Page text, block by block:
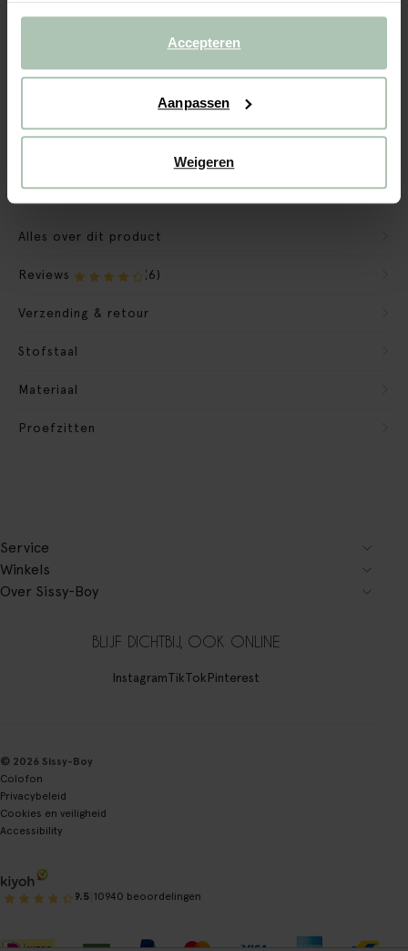
Accepteren
Aanpassen
Weigeren
We maken de bank gebruiksklaar
Verpakkingsmateriaal nemen we mee
Banken retourvoorwaarden
Alles over dit product
Reviews (6)
Verzending & retour
Stofstaal
Materiaal
Proefzitten
Service
Winkels
Over Sissy-Boy
BLIJF DICHTBIJ, OOK ONLINE
InstagramTikTokPinterest
© 2026 Sissy-Boy
Colofon
Privacybeleid
Cookies en veiligheid
Accessibility
9.5 10940 beoordelingen